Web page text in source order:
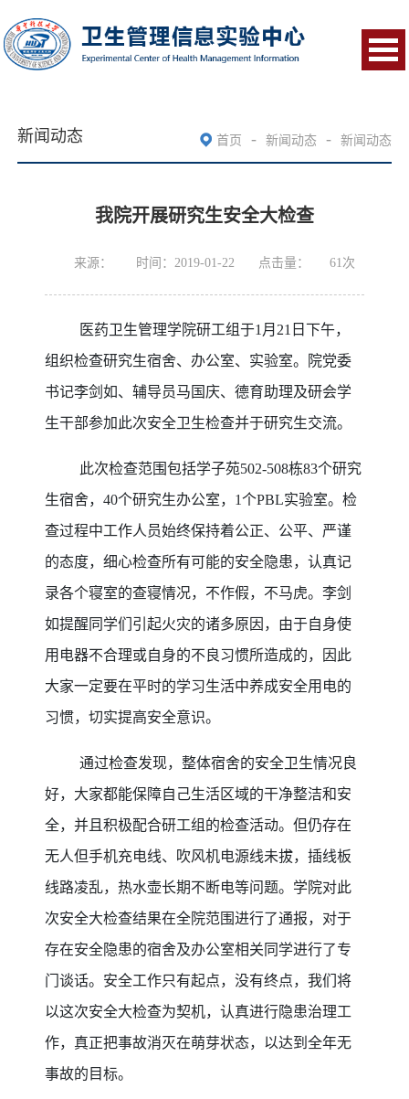
新闻动态 首页 - 新闻动态 - 新闻动态
我院开展研究生安全大检查
来源： 时间：2019-01-22 点击量： 61 次
医药卫生管理学院研工组于1月21日下午，
组织检查研究生宿舍、办公室、实验室。院党委
书记李剑如、辅导员马国庆、德育助理及研会学
生干部参加此次安全卫生检查并于研究生交流。
此次检查范围包括学子苑502-508栋83个研究
生宿舍，40个研究生办公室，1个PBL实验室。检
查过程中工作人员始终保持着公正、公平、严谨
的态度，细心检查所有可能的安全隐患，认真记
录各个寝室的查寝情况，不作假，不马虎。李剑
如提醒同学们引起火灾的诸多原因，由于自身使
用电器不合理或自身的不良习惯所造成的，因此
大家一定要在平时的学习生活中养成安全用电的
习惯，切实提高安全意识。
通过检查发现，整体宿舍的安全卫生情况良
好，大家都能保障自己生活区域的干净整洁和安
全，并且积极配合研工组的检查活动。但仍存在
无人但手机充电线、吹风机电源线未拔，插线板
线路凌乱，热水壶长期不断电等问题。学院对此
次安全大检查结果在全院范围进行了通报，对于
存在安全隐患的宿舍及办公室相关同学进行了专
门谈话。安全工作只有起点，没有终点，我们将
以这次安全大检查为契机，认真进行隐患治理工
作，真正把事故消灭在萌芽状态，以达到全年无
事故的目标。